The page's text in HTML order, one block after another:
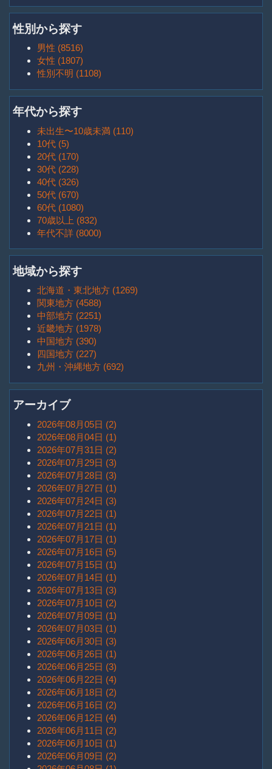
性別から探す
男性 (8516)
女性 (1807)
性別不明 (1108)
年代から探す
未出生〜10歳未満 (110)
10代 (5)
20代 (170)
30代 (228)
40代 (326)
50代 (670)
60代 (1080)
70歳以上 (832)
年代不詳 (8000)
地域から探す
北海道・東北地方 (1269)
関東地方 (4588)
中部地方 (2251)
近畿地方 (1978)
中国地方 (390)
四国地方 (227)
九州・沖縄地方 (692)
アーカイブ
2026年08月05日 (2)
2026年08月04日 (1)
2026年07月31日 (2)
2026年07月29日 (3)
2026年07月28日 (3)
2026年07月27日 (1)
2026年07月24日 (3)
2026年07月22日 (1)
2026年07月21日 (1)
2026年07月17日 (1)
2026年07月16日 (5)
2026年07月15日 (1)
2026年07月14日 (1)
2026年07月13日 (3)
2026年07月10日 (2)
2026年07月09日 (1)
2026年07月03日 (1)
2026年06月30日 (3)
2026年06月26日 (1)
2026年06月25日 (3)
2026年06月22日 (4)
2026年06月18日 (2)
2026年06月16日 (2)
2026年06月12日 (4)
2026年06月11日 (2)
2026年06月10日 (1)
2026年06月09日 (2)